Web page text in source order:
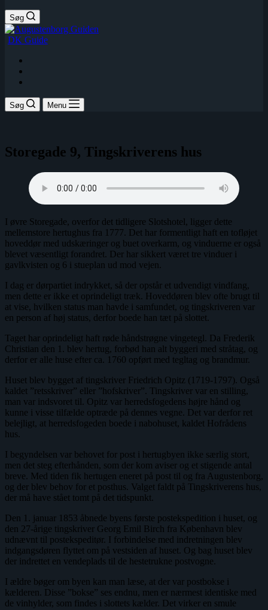
Søg
DK Guide
Søg Menu
Storegade 9, Tingskriverens hus
I øvre Storegade, overfor det tidligere Slotshotel, ligger dette
mellemstore hertughus fra 1777. Det har formentligt haft en tofløjet
hoveddør med udskæringer og buet overkarm, og vinduerne er også
blevet væsentligt forandret. Der har sikkert været tre vinduer i
gavlkvisten og 6 i stueplan ud mod vejen.
I dag er dørpartiet indrykket, så der opstår et udvendigt vindfang,
men dette er ikke et oprindeligt træk. Hoveddøren blev ofte brugt til
at vise, hvilken status man havde i samfundet, og tingskriveren var
en person af høj status, derfor boede han tæt på slottet.
Taget har oprindeligt haft røde håndstrøgne vingetegl. Da Frederik
Christian den 1. blev hertug, forbød han alt byggeri med stråtag, og
derfor er alle huse efter ca. 1760 opført med tegltag og brandmur.
Huset blev bygget af tingskriver Friedrich Opitz (1719-1797). Også
kaldet ”retsskriver” eller ”hofskriver”. Tingskriver var en stilling,
man var indsvoret til. Opitz var herredsfogedens højre hånd og
kunne i visse tilfælde optræde på dennes vegne. Det var derfor ret
belejligt, at herredsfogeden boede i nabohuset, kaldet Hofrådens
hus.
I begyndelsen var behovet for post i hertugbyen ikke særlig stort,
men det steg efterhånden, som der kom aviser og et stigende antal
breve. Med tiden fik hertugen eneret på post til og fra Augustenborg,
og der blev behov for et posthus. Valget faldt på Tingskriverens hus,
der må have stået tomt på det tidspunkt.
Den 1. januar 1853 åbnede byens første postekspedition i huset, og
den 27-årige tingskriver Georg Emil Birch fra København blev
udnævnt til postekspeditør. I forbindelse med indretningen blev
indgangsdøren flyttet om på vestsiden af huset. Og bag huset blev
der indrettet en vendeplads til de hestetrukne postvogne.
I ældre bøger om byen kan man læse, at der var postbokse i
kælderen. Disse ”bokse” ses endnu, men er nærmest identiske med
de vinhylder, som findes i slottets kælder. Det virker en smule